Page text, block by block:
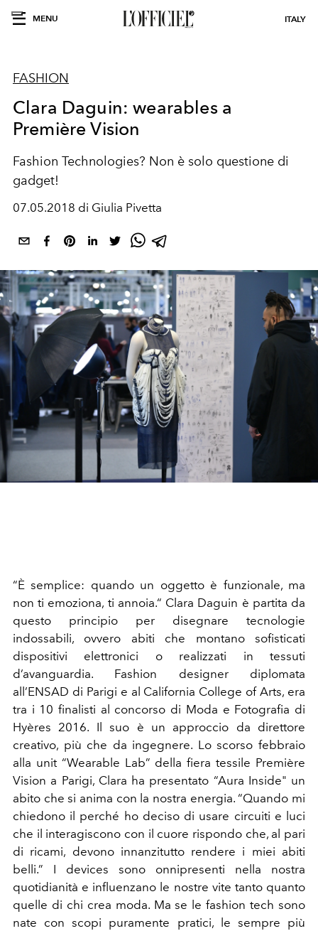
MENU ITALY
FASHION
Clara Daguin: wearables a
Première Vision
Fashion Technologies? Non è solo questione di
gadget!
07.05.2018 di Giulia Pivetta
“È semplice: quando un oggetto è funzionale, ma
non ti emoziona, ti annoia.“ Clara Daguin è partita da
questo principio per disegnare tecnologie
indossabili, ovvero abiti che montano sofisticati
dispositivi elettronici o realizzati in tessuti
d’avanguardia. Fashion designer diplomata
all’ENSAD di Parigi e al California College of Arts, era
tra i 10 finalisti al concorso di Moda e Fotografia di
Hyères 2016. Il suo è un approccio da direttore
creativo, più che da ingegnere. Lo scorso febbraio
alla unit “Wearable Lab” della fiera tessile Première
Vision a Parigi, Clara ha presentato “Aura Inside" un
abito che si anima con la nostra energia. “Quando mi
chiedono il perché ho deciso di usare circuiti e luci
che il interagiscono con il cuore rispondo che, al pari
di ricami, devono innanzitutto rendere i miei abiti
belli.” I devices sono onnipresenti nella nostra
quotidianità e influenzano le nostre vite tanto quanto
quelle di chi crea moda. Ma se le fashion tech sono
nate con scopi puramente pratici, le sempre più